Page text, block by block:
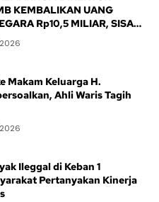
KEMBALIKAN UANG
Rp10,5 MILIAR, SISA
Makam Keluarga H.
Ahli Waris Tagih
Ileggal di Keban 1
Pertanyakan Kinerja